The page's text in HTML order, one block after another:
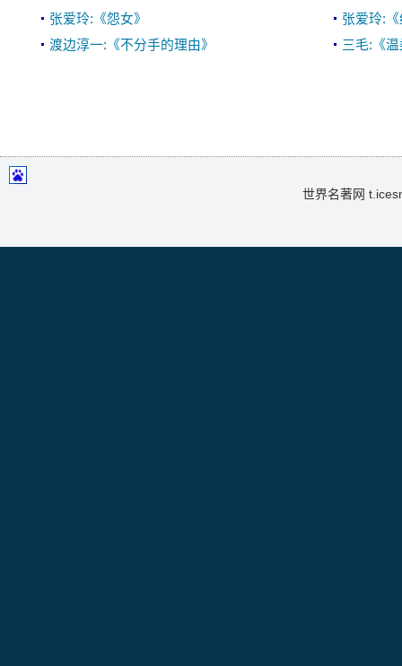
张爱玲:《怨女》
张爱玲:
渡边淳一:《不分手的理由》
三毛:《
世界名著网